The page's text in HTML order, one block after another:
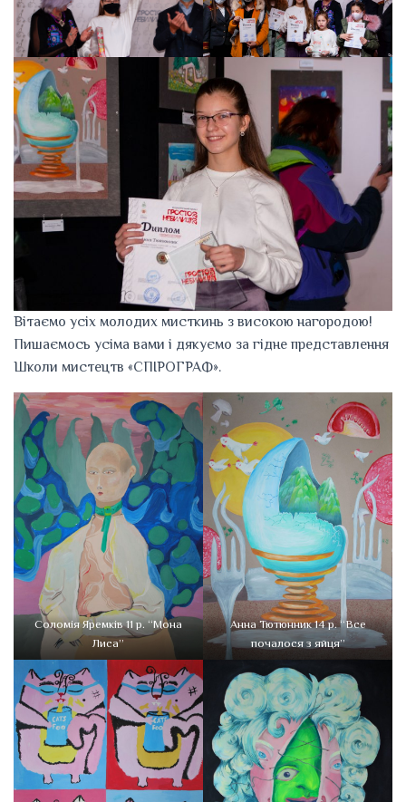
Вітаємо усіх молодих мисткинь з високою нагородою!
Пишаємось усіма вами і дякуємо за гідне представлення
Школи мистецтв «СПІРОГРАФ».
Соломія Яремків 11 р. “Мона
Лиса”
Анна Тютюнник 14 р. “Все
почалося з яйця”